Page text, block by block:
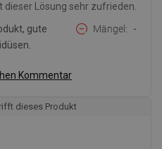
dieser Lösung sehr zufrieden.
gute
Mängel -
Kommentar
dieses Produkt